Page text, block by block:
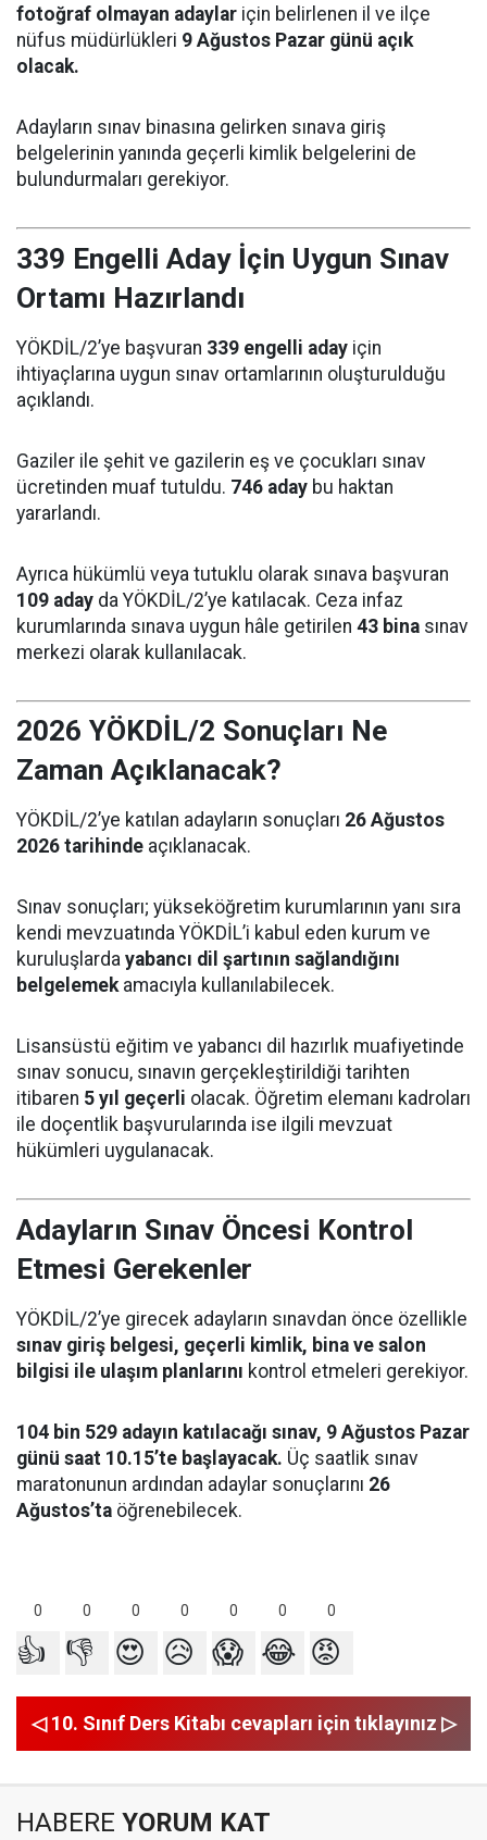
fotoğraf olmayan adaylar için belirlenen il ve ilçe
nüfus müdürlükleri 9 Ağustos Pazar günü açık
olacak.
Adayların sınav binasına gelirken sınava giriş
belgelerinin yanında geçerli kimlik belgelerini de
bulundurmaları gerekiyor.
339 Engelli Aday İçin Uygun Sınav
Ortamı Hazırlandı
YÖKDİL/2’ye başvuran 339 engelli aday için
ihtiyaçlarına uygun sınav ortamlarının oluşturulduğu
açıklandı.
Gaziler ile şehit ve gazilerin eş ve çocukları sınav
ücretinden muaf tutuldu. 746 aday bu haktan
yararlandı.
Ayrıca hükümlü veya tutuklu olarak sınava başvuran
109 aday da YÖKDİL/2’ye katılacak. Ceza infaz
kurumlarında sınava uygun hâle getirilen 43 bina sınav
merkezi olarak kullanılacak.
2026 YÖKDİL/2 Sonuçları Ne
Zaman Açıklanacak?
YÖKDİL/2’ye katılan adayların sonuçları 26 Ağustos
2026 tarihinde açıklanacak.
Sınav sonuçları; yükseköğretim kurumlarının yanı sıra
kendi mevzuatında YÖKDİL’i kabul eden kurum ve
kuruluşlarda yabancı dil şartının sağlandığını
belgelemekamacıyla kullanılabilecek.
Lisansüstü eğitim ve yabancı dil hazırlık muafiyetinde
sınav sonucu, sınavın gerçekleştirildiği tarihten
itibaren 5 yıl geçerli olacak. Öğretim elemanı kadroları
ile doçentlik başvurularında ise ilgili mevzuat
hükümleri uygulanacak.
Adayların Sınav Öncesi Kontrol
Etmesi Gerekenler
YÖKDİL/2’ye girecek adayların sınavdan önce özellikle
sınav giriş belgesi, geçerli kimlik, bina ve salon
bilgisi ile ulaşım planlarını kontrol etmeleri gerekiyor.
104 bin 529 adayın katılacağı sınav, 9 Ağustos Pazar
günü saat 10.15’te başlayacak. Üç saatlik sınav
maratonunun ardından adaylar sonuçlarını 26
Ağustos’ta öğrenebilecek.
0 0 0 0 0 0 0
👍 👎 😍 😥 😱 😂 😡
◁ 10. Sınıf Ders Kitabı cevapları için tıklayınız ▷
HABERE YORUM KAT